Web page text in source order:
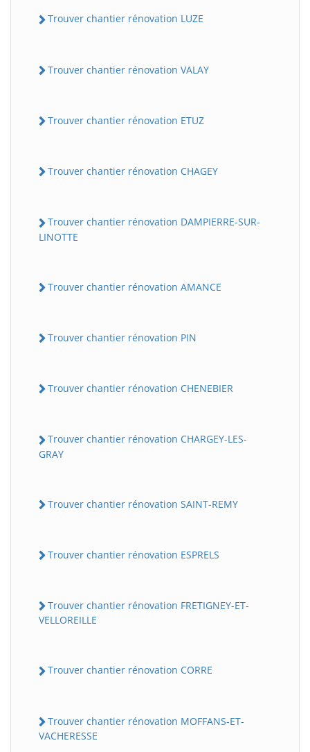
Trouver chantier rénovation LUZE
Trouver chantier rénovation VALAY
Trouver chantier rénovation ETUZ
Trouver chantier rénovation CHAGEY
Trouver chantier rénovation DAMPIERRE-SUR-
LINOTTE
Trouver chantier rénovation AMANCE
Trouver chantier rénovation PIN
Trouver chantier rénovation CHENEBIER
Trouver chantier rénovation CHARGEY-LES-
GRAY
Trouver chantier rénovation SAINT-REMY
Trouver chantier rénovation ESPRELS
Trouver chantier rénovation FRETIGNEY-ET-
VELLOREILLE
Trouver chantier rénovation CORRE
Trouver chantier rénovation MOFFANS-ET-
VACHERESSE